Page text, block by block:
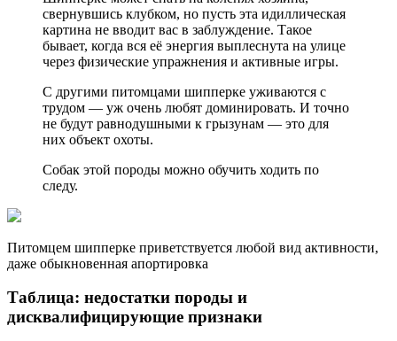
свернувшись клубком, но пусть эта идиллическая
картина не вводит вас в заблуждение. Такое
бывает, когда вся её энергия выплеснута на улице
через физические упражнения и активные игры.
С другими питомцами шипперке уживаются с
трудом — уж очень любят доминировать. И точно
не будут равнодушными к грызунам — это для
них объект охоты.
Собак этой породы можно обучить ходить по
следу.
Питомцем шипперке приветствуется любой вид активности,
даже обыкновенная апортировка
Таблица: недостатки породы и
дисквалифицирующие признаки